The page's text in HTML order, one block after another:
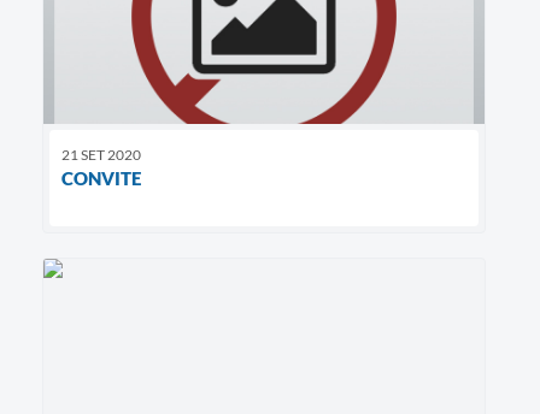
21 SET 2020
CONVITE